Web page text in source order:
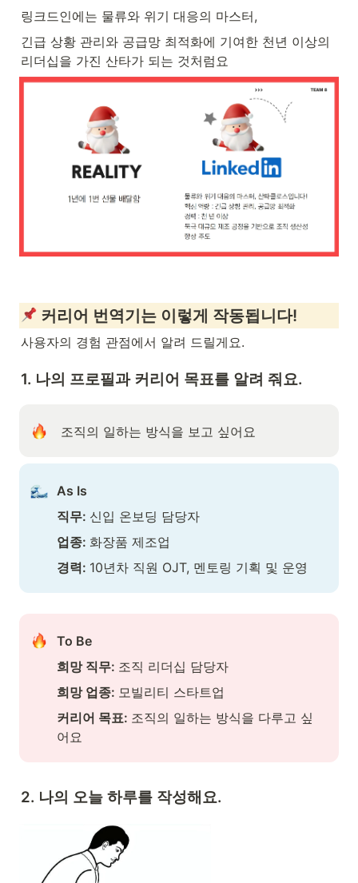
링크드인에는 물류와 위기 대응의 마스터,
긴급 상황 관리와 공급망 최적화에 기여한 천년 이상의
리더십을 가진 산타가 되는 것처럼요
커리어 번역기는 이렇게 작동됩니다!
사용자의 경험 관점에서 알려 드릴게요.
1. 나의 프로필과 커리어 목표를 알려 줘요.
조직의 일하는 방식을 보고 싶어요
As Is
직무: 신입 온보딩 담당자
업종: 화장품 제조업
경력: 10년차 직원 OJT, 멘토링 기획 및 운영
To Be
희망 직무: 조직 리더십 담당자
희망 업종: 모빌리티 스타트업
커리어 목표: 조직의 일하는 방식을 다루고 싶
어요
2. 나의 오늘 하루를 작성해요.